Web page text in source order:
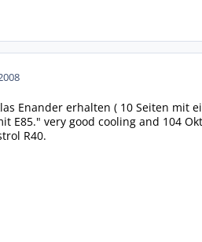
Enander erhalten ( 10 Seiten mit
E85." very good cooling and 104
R40.